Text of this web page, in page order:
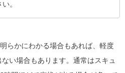
。
らかにわかる場合もあれば、軽度
い場合もあります。通常はスキュ